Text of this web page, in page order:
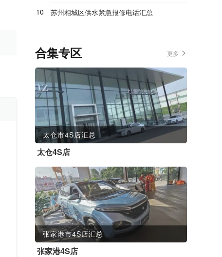
10
苏州相城区供水紧急报修电话汇总
合集专区 更多
太仓市4S店汇总
太仓4S店
张家港市4S店汇总
张家港4S店